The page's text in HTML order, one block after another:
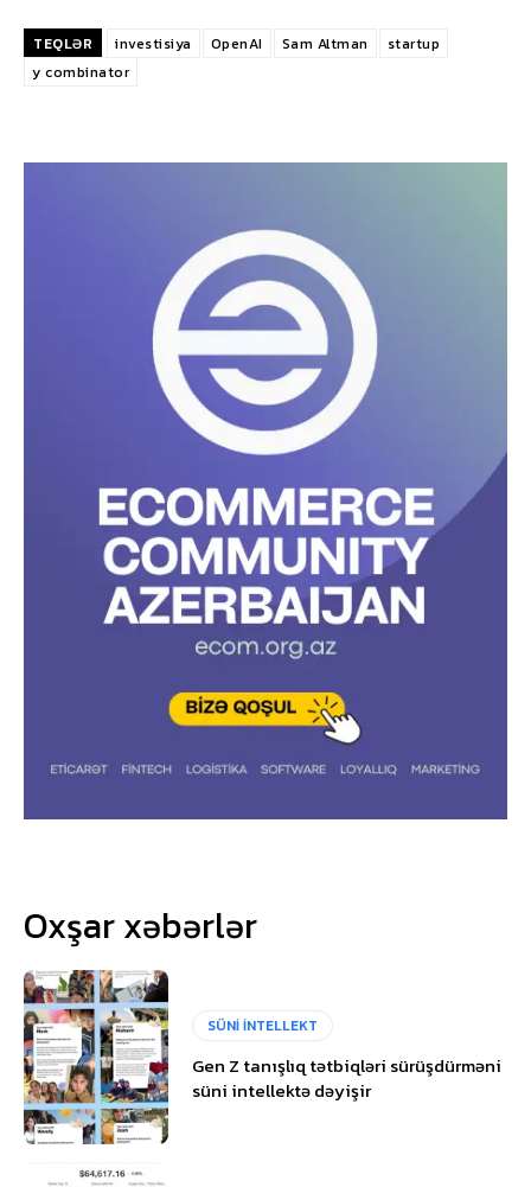
TEQLƏR investisiya OpenAI Sam Altman
startup
y combinator
Oxşar xəbərlər
SÜNİ İNTELLEKT
Gen Z tanışlıq tətbiqləri sürüşdürməni
süni intellektə dəyişir